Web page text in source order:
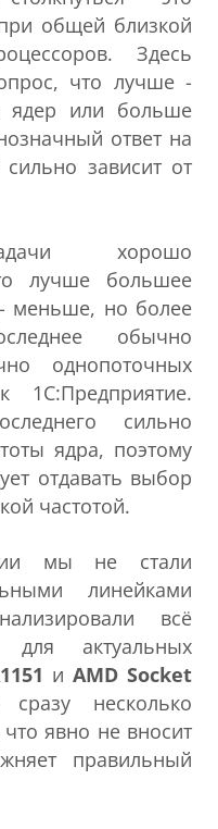
общей близкой
Здесь
что лучше -
ядер или больше
ответ на
зависит от
хорошо
лучше большее
меньше, но более
обычно
однопоточных
1С:Предприятие.
сильно
ядра, поэтому
отдавать выбор
частотой.
мы не стали
линейками
всё
для актуальных
и AMD Socket
несколько
явно не вносит
правильный